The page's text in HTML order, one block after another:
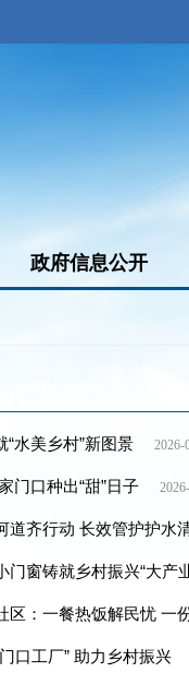
政府信息公开
“水美乡村”新图景 2026-
门口种出“甜”日子
道齐行动 长效管护护水
门窗铸就乡村振兴“大产
区：一餐热饭解民忧 一
口工厂” 助力乡村振兴